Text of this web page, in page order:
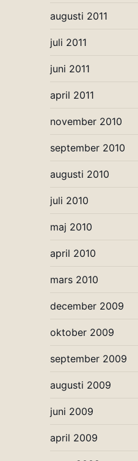
augusti 2011
juli 2011
juni 2011
april 2011
november 2010
september 2010
augusti 2010
juli 2010
maj 2010
april 2010
mars 2010
december 2009
oktober 2009
september 2009
augusti 2009
juni 2009
april 2009